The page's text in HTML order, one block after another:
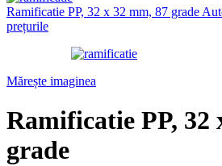
Ramificatie PP, 32 x 32 mm, 87 grade
prețurile
Mărește imaginea
Ramificatie PP, 32
grade